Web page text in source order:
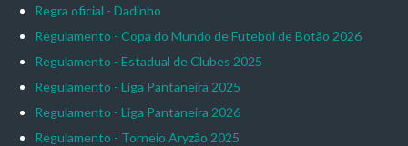
Regra oficial - Dadinho
Regulamento - Copa do Mundo de Futebol de Botão 2026
Regulamento - Estadual de Clubes 2025
Regulamento - Liga Pantaneira 2025
Regulamento - Liga Pantaneira 2026
Regulamento - Torneio Aryzão 2025